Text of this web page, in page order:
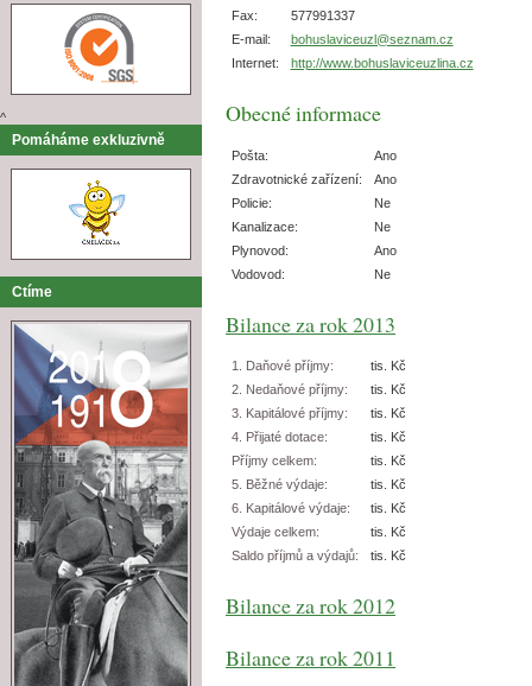
^
Pomáháme exkluzivně
Ctíme
Fax:
577991337
E-mail:
bohuslaviceuzl@seznam.cz
Internet:
http://www.bohuslaviceuzlina.cz
Obecné informace
Pošta:
Ano
Zdravotnické zařízení:
Ano
Policie:
Ne
Kanalizace:
Ne
Plynovod:
Ano
Vodovod:
Ne
Bilance za rok 2013
1. Daňové příjmy:
tis. Kč
2. Nedaňové příjmy:
tis. Kč
3. Kapitálové příjmy:
tis. Kč
4. Přijaté dotace:
tis. Kč
Příjmy celkem:
tis. Kč
5. Běžné výdaje:
tis. Kč
6. Kapitálové výdaje:
tis. Kč
Výdaje celkem:
tis. Kč
Saldo příjmů a výdajů:
tis. Kč
Bilance za rok 2012
Bilance za rok 2011